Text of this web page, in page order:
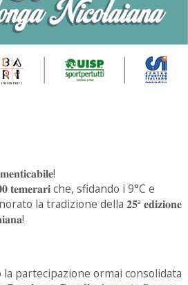
che, sfidando i 9°C e
la tradizione della 𝟐𝟓ª 𝐞𝐝𝐢𝐳𝐢𝐨𝐧𝐞
partecipazione ormai consolidata